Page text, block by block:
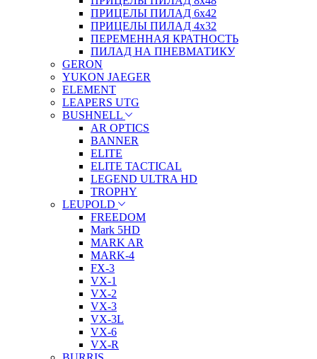
ПРИЦЕЛЫ ПИЛАД 6х42
ПРИЦЕЛЫ ПИЛАД 4х32
ПЕРЕМЕННАЯ КРАТНОСТЬ
ПИЛАД НА ПНЕВМАТИКУ
GERON
YUKON JAEGER
ELEMENT
LEAPERS UTG
BUSHNELL
AR OPTICS
BANNER
ELITE
ELITE TACTICAL
LEGEND ULTRA HD
TROPHY
LEUPOLD
FREEDOM
Mark 5HD
MARK AR
MARK-4
FX-3
VX-1
VX-2
VX-3
VX-3L
VX-6
VX-R